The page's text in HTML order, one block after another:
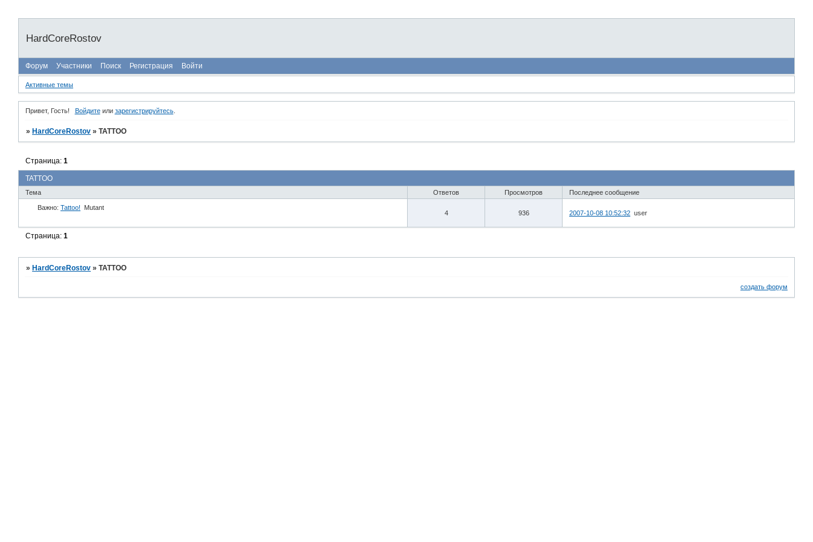
HardCoreRostov
Форум Участники Поиск Регистрация Войти
Активные темы
Привет, Гость! Войдитеили зарегистрируйтесь.
» HardCoreRostov »TATTOO
TATTOO
Страница:1
Тема Ответов Просмотров Последнее сообщение
Важно: Tattoo! Mutant
4 936 2007-10-08 10:52:32 user
Страница:1
»HardCoreRostov »TATTOO
создать форум